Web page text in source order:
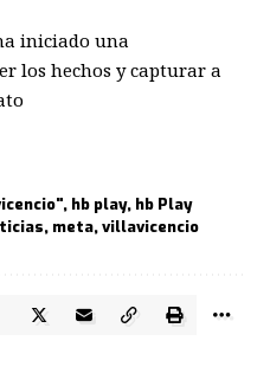
iniciado una
los hechos y capturar a
, hb play, hb Play
, meta,villavicencio